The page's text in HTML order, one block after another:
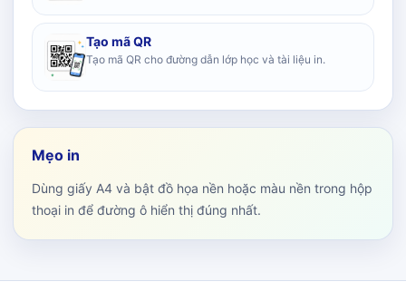
Tạo mã QR
Tạo mã QR cho đường dẫn lớp học và tài liệu in.
Mẹo in
Dùng giấy A4 và bật đồ họa nền hoặc màu nền trong hộp
thoại in để đường ô hiển thị đúng nhất.